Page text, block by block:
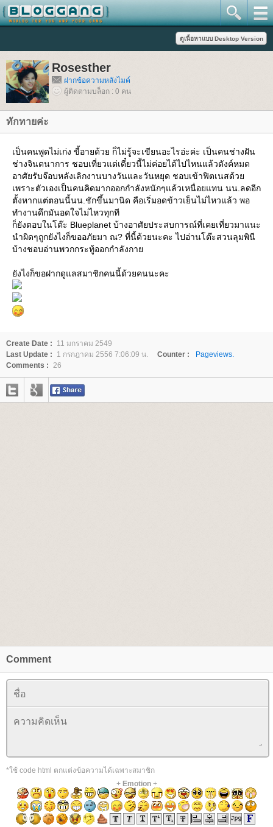
Rosesther
ฝากข้อความหลังไมค์
ผู้ติดตามบล็อก : 0 คน
ทักทายค่ะ
เป็นคนพูดไม่เก่ง ขี้อายด้วย ก็ไม่รู้จะเขียนอะไรอ่ะค่ะ เป็นคนช่างฝัน
ช่างจินตนาการ ชอบเที่ยวแต่เดี๋ยวนี้ไม่ค่อยได้ไปไหนแล้วตังค์หมด
อาศัยรับจ๊อบหลังเลิกงานบางวันและวันหยุด ชอบเข้าฟิตเนสด้ว
เพราะตัวเองเป็นคนคิดมากออกกำลังหนักๆแล้วเหนื่อยแทน นน.ลดอีก
ตั้งหากแต่ตอนนี้นน.ชักขึ้นมานิด คือเริ่มอดข้าวเย็นไม่ไหวแล้ว พอ
ทำงานดึกมันอดใจไม่ไหวทุกที
ก็ยังตอบในโต๊ะ Blueplanet บ้างอาศัยประสบการณ์ที่เคยเที่ยวมาแนะ
นำผิดๆถูกยังไงก็ขออภัยมา ณ? ที่นี้ด้วยนะคะ ไปอ่านโต๊ะสวนลุมพินี
บ้างชอบอ่านพวกกระทู้ออกกำลังกา
ังไงก็ขอฝากดูแลสมาชิกคนนี้ด้วยคนนะคะ
Create Date :
11 มกราคม 2549
Last Update :
1 กรกฎาคม 2556 7:06:09 น. Counter :
Pageviews.
Comments : 26
Comment
*ใช้ code html ตกแต่งข้อความได้เฉพาะสมาชิก
+ Emotion+